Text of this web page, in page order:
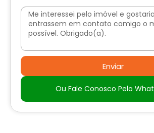
Enviar
Ou Fale Conosco Pelo